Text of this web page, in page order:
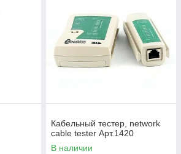
Кабельный тестер, network
cable tester Арт.1420
В наличии